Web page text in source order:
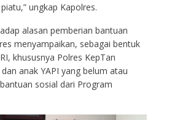
ungkap Kapolres.
alasan pemberian bantuan
menyampaikan, sebagai bentuk
khususnya Polres KepTan
anak YAPI yang belum atau
sosial dari Program